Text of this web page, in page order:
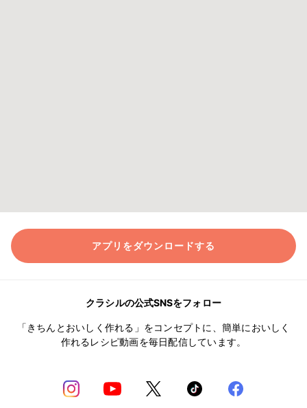
アプリをダウンロードする
クラシルの公式SNSをフォロー
「きちんとおいしく作れる」をコンセプトに、簡単においしく
作れるレシピ動画を毎日配信しています。